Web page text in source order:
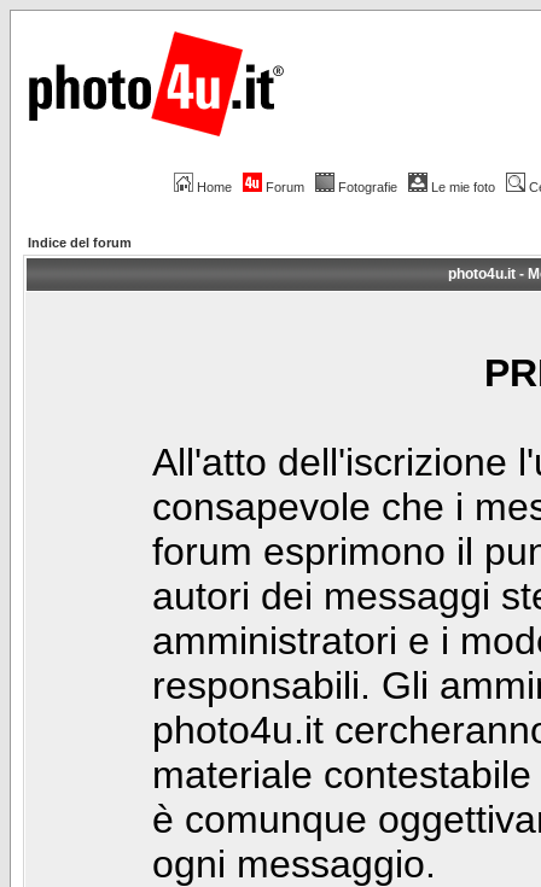
Home Forum Fotografie Le mie foto
Indice del forum
photo4u.it -
All'atto dell'iscrizione
consapevole che i
forum esprimono il
autori dei messaggi
amministratori e i
responsabili. Gli
photo4u.it
materiale
è comunque
ogni messaggio.